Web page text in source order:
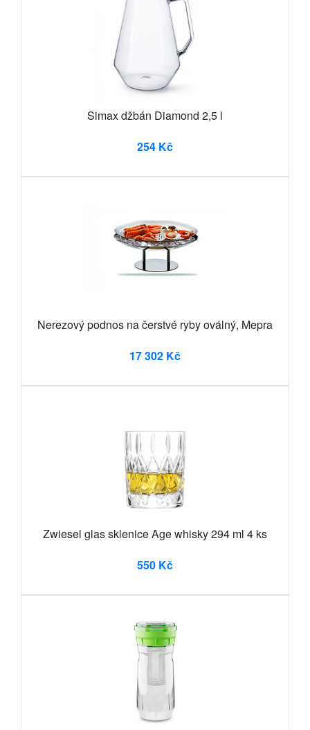
Simax džbán Diamond 2,5 l
254 Kč
Nerezový podnos na čerstvé ryby oválný, Mepra
17 302 Kč
Zwiesel glas sklenice Age whisky 294 ml 4 ks
550 Kč